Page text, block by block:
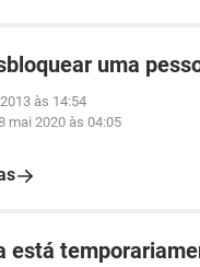
uma
às 14:54
mai 2020 às 04:05
está